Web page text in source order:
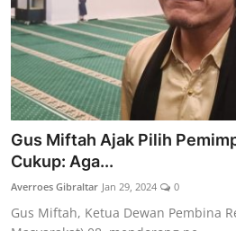
Gus Miftah Ajak Pilih
Cukup: Aga...
Averroes Gibraltar Jan 29, 2024 0
Gus Miftah, Ketua Dewan Pembina